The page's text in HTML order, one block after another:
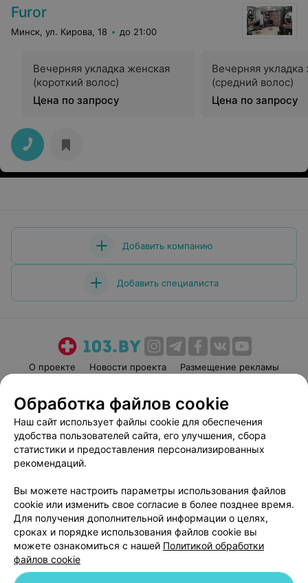
Furor
Минск, ул. Кирова, 18 до 21:00
Вечерняя укладка женская
(короткий волос)
Цена по запросу
Вечерняя укладка
(средний волос)
Цена по запросу
Добавить компанию
Добавить специалиста
О проекте Новости проекта
Размещение рекламы
Пользовательское соглашение
Способы оплаты
Вакансии
Партнеры
Написать руководителю 103.by
Обработка персональных данных
Обработка файлов cookie
Наш сайт использует файлы cookie для обеспечения
удобства пользователей сайта, его улучшения, сбора
статистики и предоставления персонализированных
рекомендаций.
Вы можете настроить параметры использования файлов
cookie или изменить свое согласие в более позднее время.
Для получения дополнительной информации о целях,
сроках и порядке использования файлов cookie вы
можете ознакомиться с нашей Политикой обработки
файлов cookie